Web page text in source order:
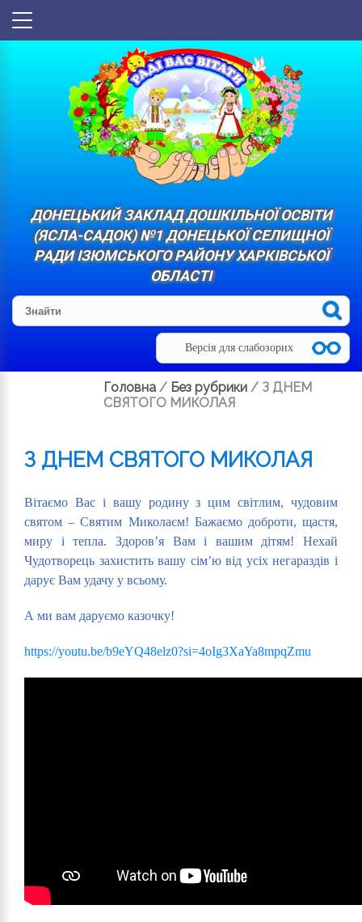
ДОНЕЦЬКИЙ ЗАКЛАД ДОШКІЛЬНОЇ ОСВІТИ
(ЯСЛА-САДОК) №1 ДОНЕЦЬКОЇ СЕЛИЩНОЇ
РАДИ ІЗЮМСЬКОГО РАЙОНУ ХАРКІВСЬКОЇ
ОБЛАСТІ
Версія для слабозорих
Головна / Без рубрики / З ДНЕМ
СВЯТОГО МИКОЛАЯ
З ДНЕМ СВЯТОГО МИКОЛАЯ
Вітаємо Вас і вашу родину з цим світлим, чудовим
святом – Святим Миколаєм! Бажаємо доброти, щастя,
миру і тепла. Здоров’я Вам і вашим дітям! Нехай
Чудотворець захистить вашу сім’ю від усіх негараздів і
дарує Вам удачу у всьому.
А ми вам даруємо казочку!
https://youtu.be/b9eYQ48elz0?si=4oIg3XaYa8mpqZmu